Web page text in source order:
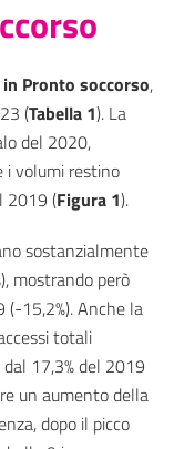
Pronto soccorso,
(Tabella 1). La
del 2020,
i volumi restino
2019 (Figura 1).
sostanzialmente
mostrando però
15,2%). Anche la
totali
17,3% del 2019
un aumento della
dopo il picco